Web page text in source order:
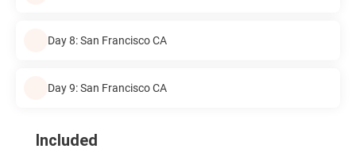
Day 8: San Francisco CA
Day 9: San Francisco CA
Included